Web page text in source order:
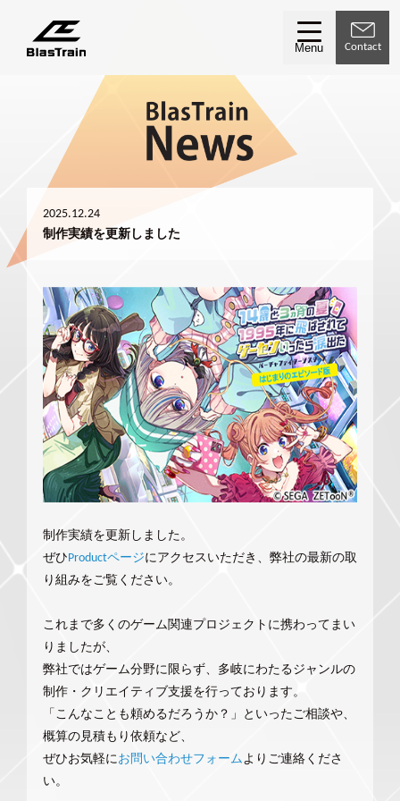
Menu Contact
2025.12.24
制作実績を更新しました
制作実績を更新しました。
ぜひProductページにアクセスいただき、弊社の最新の取
り組みをご覧ください。
これまで多くのゲーム関連プロジェクトに携わってまい
りましたが、
弊社ではゲーム分野に限らず、多岐にわたるジャンルの
制作・クリエイティブ支援を行っております。
「こんなことも頼めるだろうか？」といったご相談や、
概算の見積もり依頼など、
ぜひお気軽にお問い合わせフォームよりご連絡くださ
い。